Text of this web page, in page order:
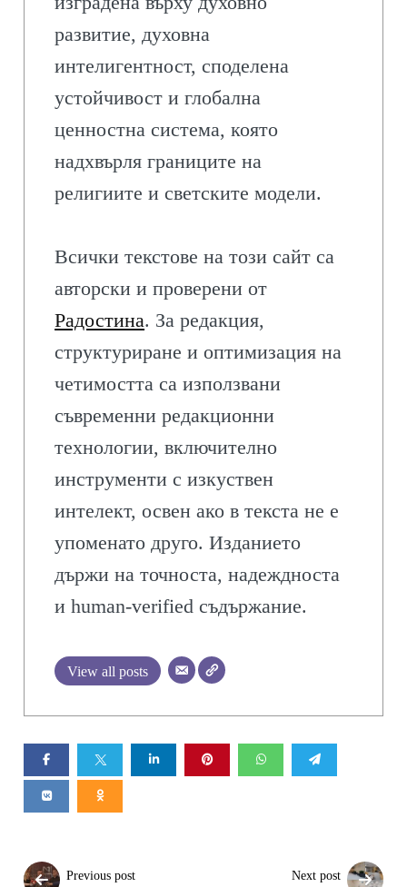
развитие, духовна
интелигентност, споделена
устойчивост и глобална
ценностна система, която
надхвърля границите на
религиите и светските модели.
Всички текстове на този сайт са
авторски и проверени от
Радостина. За редакция,
структуриране и оптимизация на
четимостта са използвани
съвременни редакционни
технологии, включително
инструменти с изкуствен
интелект, освен ако в текста не е
упоменато друго. Изданието
държи на точноста, надеждноста
и human-verified съдържание.
View all posts
Previous post Next post